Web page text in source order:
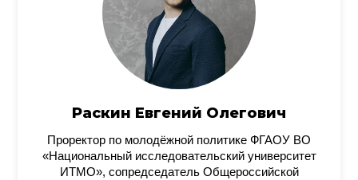
Раскин Евгений Олегович
Проректор по молодёжной политике ФГАОУ ВО
«Национальный исследовательский университет
ИТМО», сопредседатель Общероссийской